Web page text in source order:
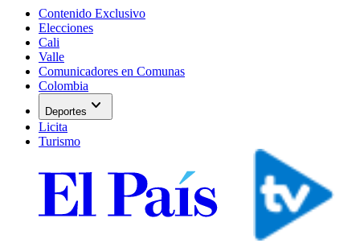
Contenido Exclusivo
Elecciones
Cali
Valle
Comunicadores en Comunas
Colombia
Deportes expand_more
Licita
Turismo